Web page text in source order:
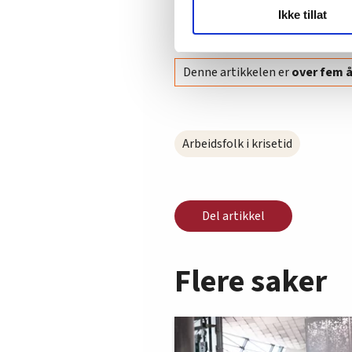
hvordan våre nettsider blir
annonsering. Disse er angitt
Ikke tillat
Videoen: FriFagbevegelse
Denne artikkelen erover fem
Arbeidsfolk i krisetid
Del artikkel
Flere saker